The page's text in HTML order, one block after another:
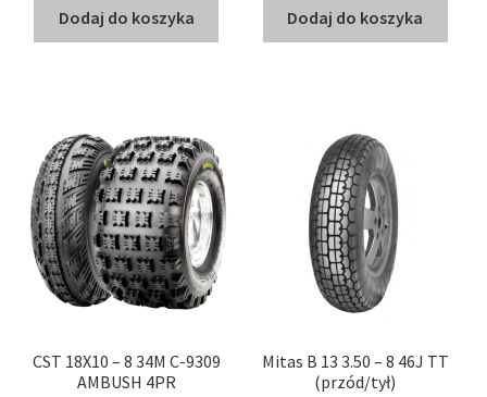
Dodaj do koszyka Dodaj do koszyka
CST 18X10 – 8 34M C-9309
AMBUSH 4PR
Mitas B 13 3.50 – 8 46J TT
(przód/tył)